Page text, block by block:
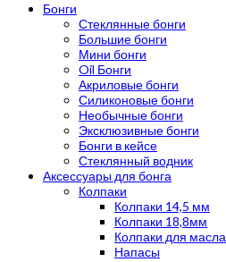
Бонги
Стеклянные бонги
Большие бонги
Мини бонги
Oil Бонги
Акриловые бонги
Силиконовые бонги
Необычные бонги
Эксклюзивные бонги
Бонги в кейсе
Стеклянный водник
Аксессуары для бонга
Колпаки
Колпаки 14,5 мм
Колпаки 18,8мм
Колпаки для масла
Напасы